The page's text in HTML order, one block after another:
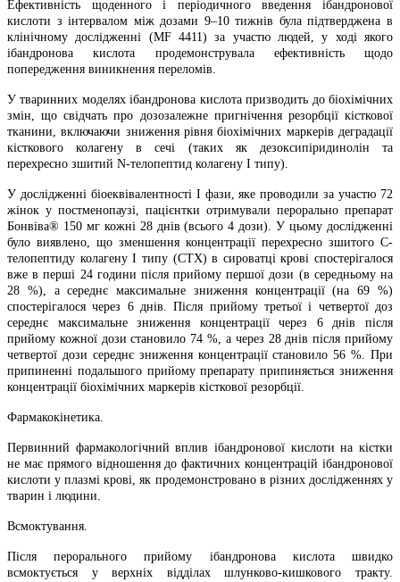
Ефективність щоденного і періодичного введення ібандронової
кислоти з інтервалом між дозами 9–10 тижнів була підтверджена в
клінічному дослідженні (MF 4411) за участю людей, у ході якого
ібандронова кислота продемонструвала ефективність щодо
попередження виникнення переломів.
У тваринних моделях ібандронова кислота призводить до біохімічних
змін, що свідчать про дозозалежне пригнічення резорбції кісткової
тканини, включаючи зниження рівня біохімічних маркерів деградації
кісткового колагену в сечі (таких як дезоксипіридинолін та
перехресно зшитий N-телопептид колагену I типу).
У дослідженні біоеквівалентності І фази, яке проводили за участю 72
жінок у постменопаузі, пацієнтки отримували перорально препарат
Бонвіва® 150 мг кожні 28 днів (всього 4 дози). У цьому дослідженні
було виявлено, що зменшення концентрації перехресно зшитого С-
телопептиду колагену I типу (CTX) в сироватці крові спостерігалося
вже в перші 24 години після прийому першої дози (в середньому на
28 %), а середнє максимальне зниження концентрації (на 69 %)
спостерігалося через 6 днів. Після прийому третьої і четвертої доз
середнє максимальне зниження концентрації через 6 днів після
прийому кожної дози становило 74 %, а через 28 днів після прийому
четвертої дози середнє зниження концентрації становило 56 %. При
припиненні подальшого прийому препарату припиняється зниження
концентрації біохімічних маркерів кісткової резорбції.
Фармакокінетика.
Первинний фармакологічний вплив ібандронової кислоти на кістки
не має прямого відношення до фактичних концентрацій ібандронової
кислоти у плазмі крові, як продемонстровано в різних дослідженнях у
тварин і людини.
Всмоктування.
Після перорального прийому ібандронова кислота швидко
всмоктується у верхніх відділах шлунково-кишкового тракту.